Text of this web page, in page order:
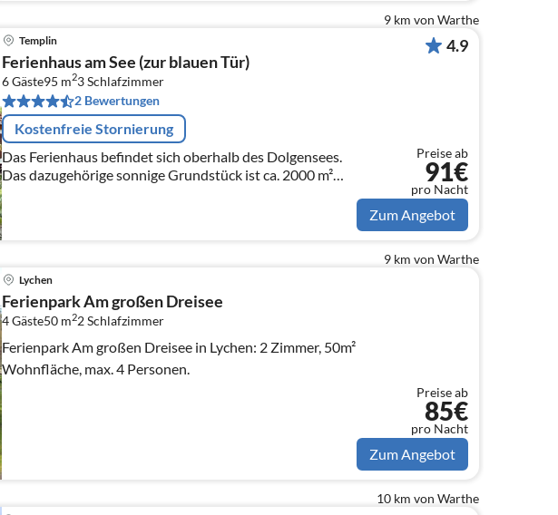
9 km von Warthe
Templin
Ferienhaus am See (zur blauen Tür)
6 Gäste95 m23Schlafzimmer
2 Bewertungen
Kostenfreie Stornierung
Das Ferienhaus befindet sich oberhalb des Dolgensees.
Das dazugehörige sonnige Grundstück ist ca. 2000 m²
groß und bietet viel Platz zum Sonnenbaden, erholen und
entspannen.
4.9
Preise ab
91€
pro Nacht
Zum Angebot
9 km von Warthe
Lychen
Ferienpark Am großen Dreisee
4 Gäste50 m22Schlafzimmer
Ferienpark Am großen Dreisee in Lychen: 2 Zimmer, 50m²
Wohnfläche, max. 4 Personen.
Preise ab
85€
pro Nacht
Zum Angebot
10 km von Warthe